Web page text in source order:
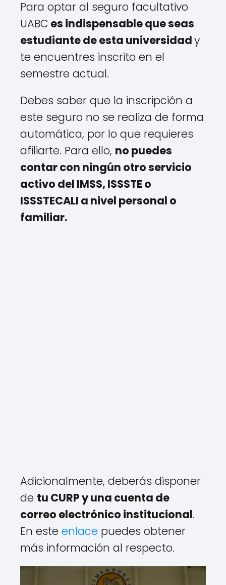
Para optar al seguro facultativo
UABC es indispensable que seas
estudiante de esta universidady
te encuentres inscrito en el
semestre actual.
Debes saber que la inscripción a
este seguro no se realiza de forma
automática, por lo que requieres
afiliarte. Para ello, no puedes
contar con ningún otro servicio
activo del IMSS, ISSSTE o
ISSSTECALI a nivel personal o
familiar.
Adicionalmente, deberás disponer
de tu CURP y una cuenta de
correo electrónico institucional.
En este enlace puedes obtener
más información al respecto.